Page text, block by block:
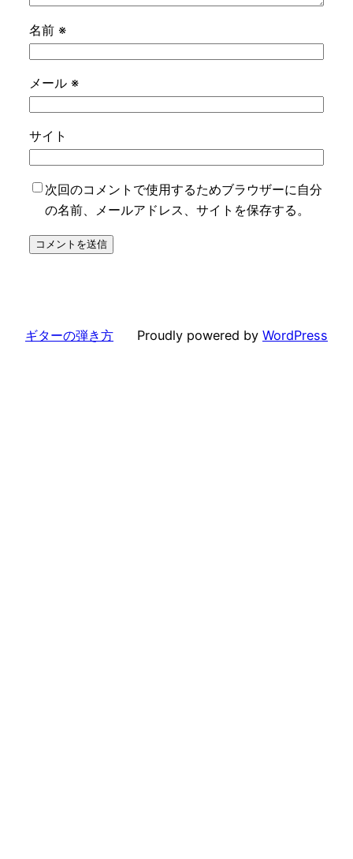
名前 ※
メール ※
サイト
次回のコメントで使用するためブラウザーに自分
の名前、メールアドレス、サイトを保存する。
ギターの弾き方 Proudly powered by WordPress